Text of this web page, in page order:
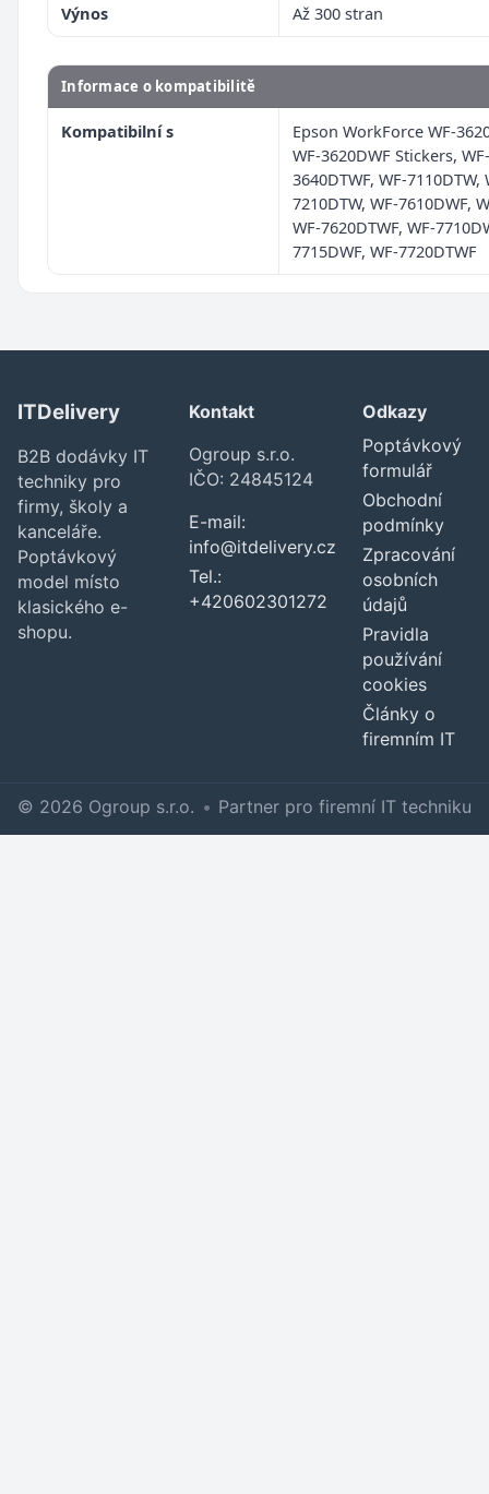
Výnos Až 300 stran
Informace o kompatibilitě
Kompatibilní s
Epson WorkForce WF-
WF-3620DWF Stickers, WF-
3640DTWF, WF-7110DTW,
7210DTW, WF-7610DWF,
WF-7620DTWF, WF-
7715DWF, WF-7720DTWF
ITDelivery
B2B dodávky IT
techniky pro
firmy, školy a
kanceláře.
Poptávkový
model místo
klasického e-
shopu.
Kontakt
Ogroup s.r.o.
IČO: 24845124
E-mail:
info@itdelivery.cz
Tel.:
+420602301272
Odkazy
Poptávkový
formulář
Obchodní
podmínky
Zpracování
osobních
údajů
Pravidla
používání
cookies
Články o
firemním IT
© 2026 Ogroup s.r.o. • Partner pro firemní IT techniku